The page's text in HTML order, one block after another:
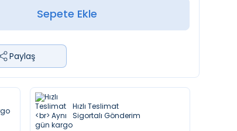
Sepete Ekle
Paylaş
Hızlı Teslimat
Sigortalı Gönderim